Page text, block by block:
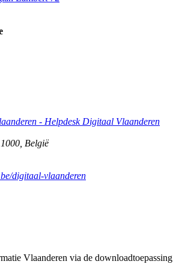
- Helpdesk Digitaal Vlaanderen
1000 België
digitaal-vlaanderen
Vlaanderen via de